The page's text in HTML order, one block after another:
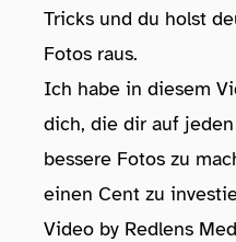
Tricks und du holst
Fotos raus.
Ich habe in diesem
dich, die dir auf
bessere Fotos zu
einen Cent zu
Video by Redlens